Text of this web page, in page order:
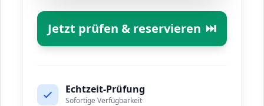
Jetzt prüfen & reservieren ⏭️
Echtzeit-Prüfung
Sofortige Verfügbarkeit